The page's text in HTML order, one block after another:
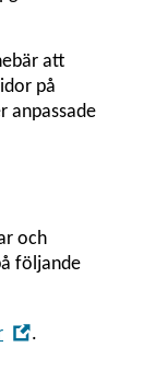
att
på
anpassade
och
följande
,.